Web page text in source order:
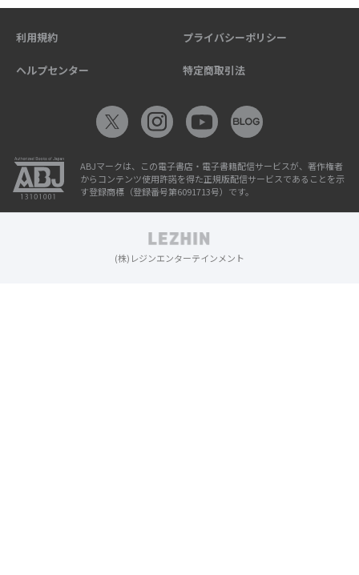
利用規約 プライバシーポリシー
ヘルプセンター 特定商取引法
ABJマークは、この電子書店・電子書籍配信サービスが、著作権者
からコンテンツ使用許諾を得た正規版配信サービスであることを示
す登録商標（登録番号第6091713号）です。
(株)レジンエンターテインメント